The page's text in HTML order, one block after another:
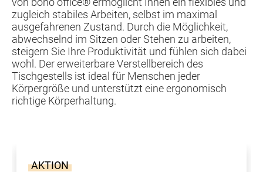
zugleich stabiles Arbeiten, selbst im maximal
ausgefahrenen Zustand. Durch die Möglichkeit,
abwechselnd im Sitzen oder Stehen zu arbeiten,
steigern Sie Ihre Produktivität und fühlen sich dabei
wohl. Der erweiterbare Verstellbereich des
Tischgestells ist ideal für Menschen jeder
Körpergröße und unterstützt eine ergonomisch
richtige Körperhaltung.
AKTION